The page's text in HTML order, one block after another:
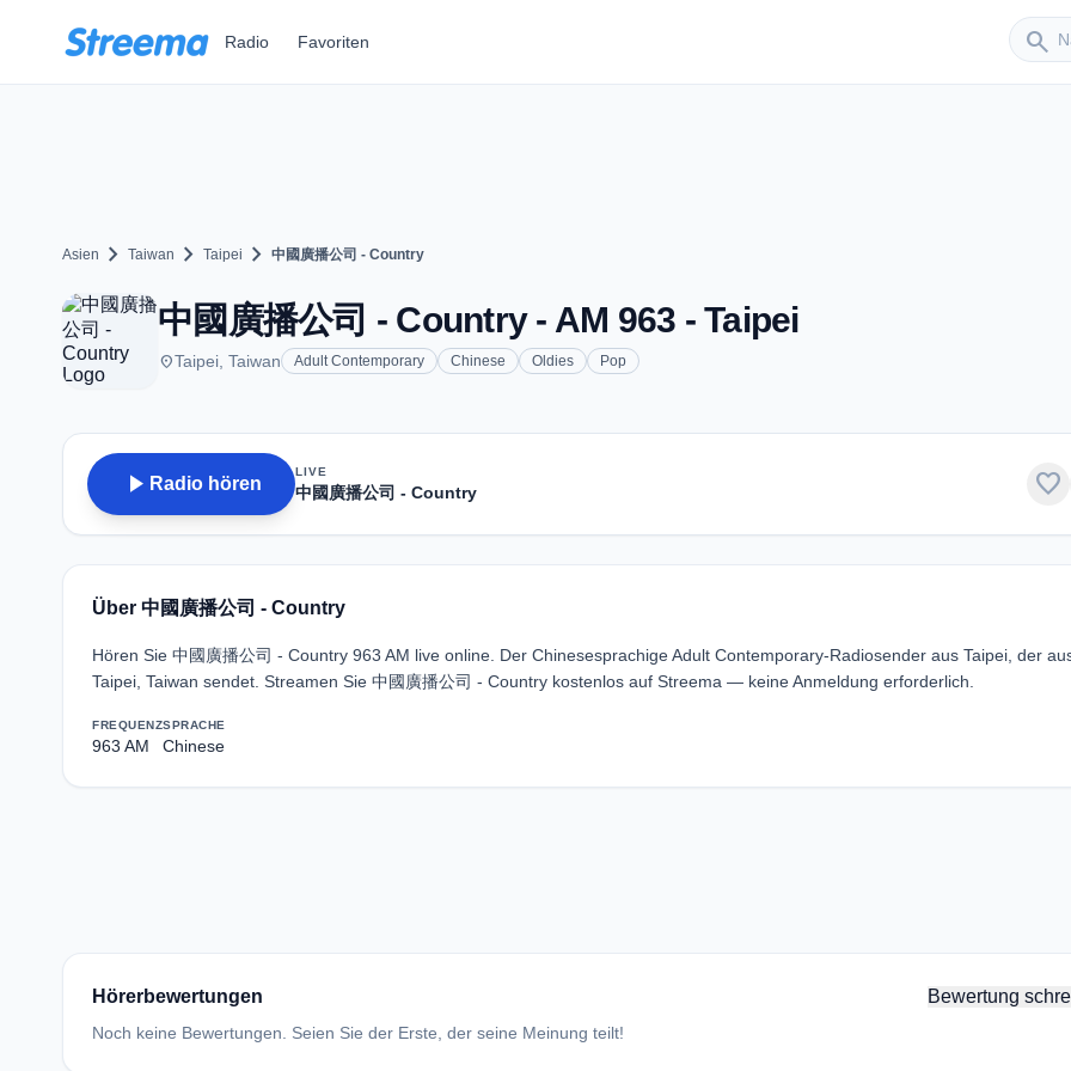
Radio Favoriten search
Sender
Asien chevron_right Taiwan chevron_right Taipei chevron_right 中國廣播公司 - Country
中國廣播公司 - Country - AM 963 - Taipei
placeTaipei, Taiwan Adult Contemporary Chinese Oldies Pop
play_arrow Radio hören
LIVE
中國廣播公司 - Country favorite
Über 中國廣播公司 - Country
Hören Sie 中國廣播公司 - Country 963 AM live online. Der Chinesesprachige Adult Contemporary-Radiosender aus Taipei, der
Taipei, Taiwan sendet. Streamen Sie 中國廣播公司 - Country kostenlos auf Streema — keine Anmeldung erforderlich.
FREQUENZ
963 AM
SPRACHE
Chinese
Hörerbewertungen Bewertung
Noch keine Bewertungen. Seien Sie der Erste, der seine Meinung teilt!